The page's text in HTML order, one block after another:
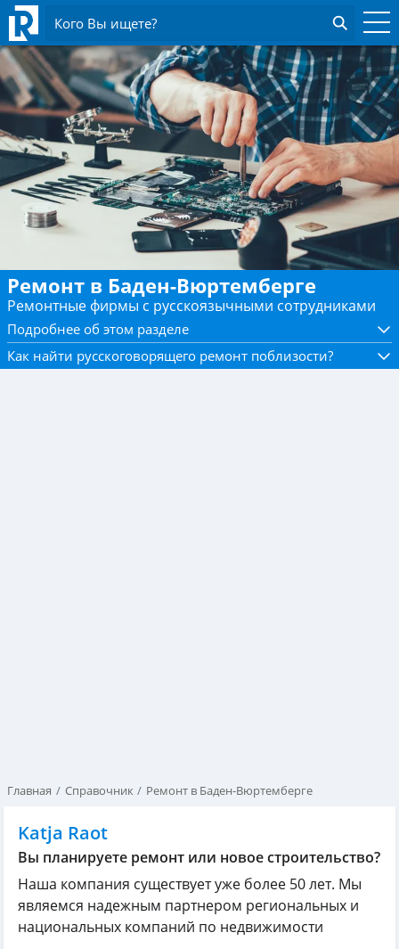
Кого Вы ищете?
Ремонт в Баден-Вюртемберге
Ремонтные фирмы с русскоязычными сотрудниками
Подробнее об этом разделе
Как найти русскоговорящего ремонт поблизости?
Главная Справочник Ремонт в Баден-Вюртемберге
Katja Raot
Вы планируете ремонт или новое строительство?
Наша компания существует уже более 50 лет. Mы
являемся надежным партнером региональных и
национальных компаний по недвижимости